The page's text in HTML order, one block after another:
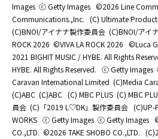
Images ⓒ Getty Images ©2026 Line
Communications.,Inc. (C) Ultimate
(C)BNOI/アイナナ製作委員会 (C)BNOI/アイ
ROCK 2026 ©️VIVA LA ROCK 2026 ©Luca
2021 BIGHIT MUSIC / HYBE. All Rights
HYBE. All Rights Reserved. ⓒ Getty Images
Caravan International Limited (C)Media
(C)ABC (C)ABC (C) MBC PLUS (C) MBC
員会 (C)「2019 L♡DK」製作委員会 (C)UP-
WORKS ⓒ Getty Images ⓒ Getty Images
CO.,LTD. ©2026 TAKE SHOBO CO.,LTD.